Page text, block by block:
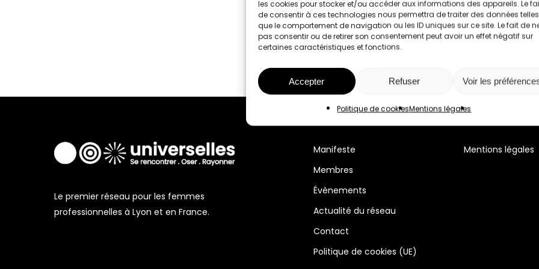
les cookies pour stocker et/ou accéder aux informations des appareils. Le
de consentir à ces technologies nous permettra de traiter des données telles
que le comportement de navigation ou les ID uniques sur ce site. Le fait de
pas consentir ou de retirer son consentement peut avoir un effet négatif sur
certaines caractéristiques et fonctions.
Accepter Refuser Voir les
Politique de cookiesMentions légales
Le premier réseau pour les femmes
professionnelles à Lyon et en France.
Manifeste
Membres
Évènements
Actualité du réseau
Contact
Politique de cookies (UE)
Mentions légales